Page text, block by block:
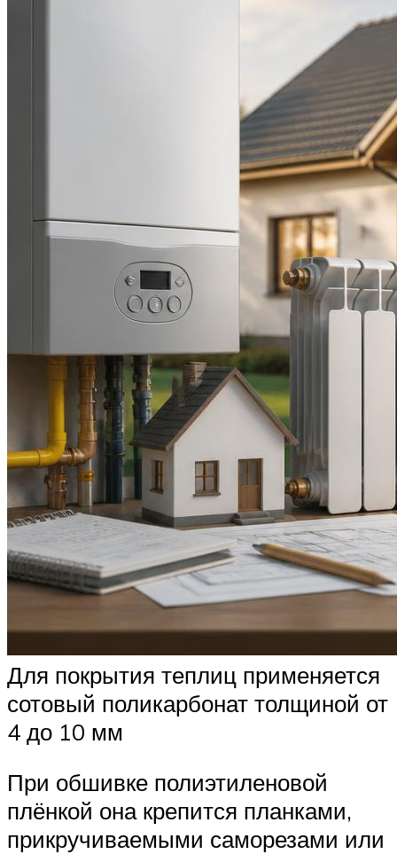
Для покрытия теплиц применяется
сотовый поликарбонат толщиной от
4 до 10 мм
При обшивке полиэтиленовой
плёнкой она крепится планками,
прикручиваемыми саморезами или